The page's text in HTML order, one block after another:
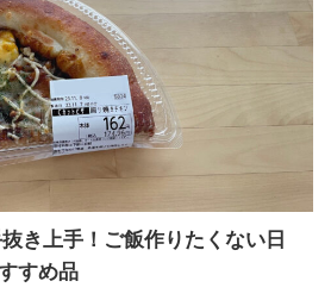
き上手！ご飯作りたくない日
すめ品